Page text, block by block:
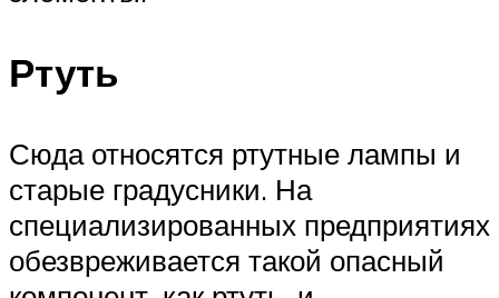
Ртуть
Сюда относятся ртутные лампы и
старые градусники. На
специализированных предприятиях
обезвреживается такой опасный